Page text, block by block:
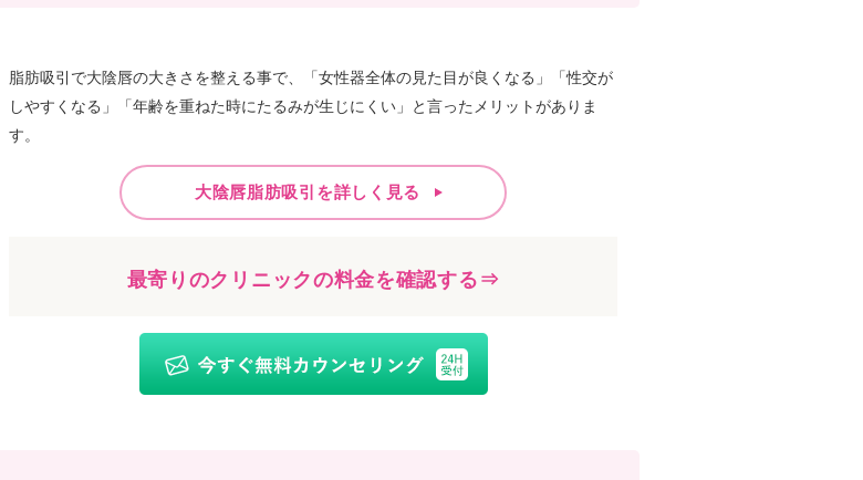
脂肪吸引で大陰唇の大きさを整える事で、「女性器全体の見た目が良くなる」「性交が
しやすくなる」「年齢を重ねた時にたるみが生じにくい」と言ったメリットがありま
す。
大陰唇脂肪吸引を詳しく見る
最寄りのクリニックの料金を確認する⇒